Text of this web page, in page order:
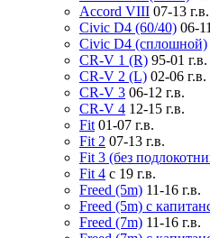
Accord VIII 07-13 г.в.
Civic D4 (60/40) 06-
Civic D4 (сплошной)
CR-V 1 (R) 95-01 г.в.
CR-V 2 (L) 02-06 г.в.
CR-V 3 06-12 г.в.
CR-V 4 12-15 г.в.
Fit 01-07 г.в.
Fit 2 07-13 г.в.
Fit 3 (без
Fit 4 с 19 г.в.
Freed (5m) 11-16 г.в.
Freed (5m) с
Freed (7m) 11-16 г.в.